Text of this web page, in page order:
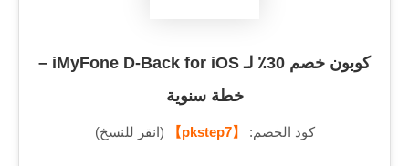
كوبون خصم 30٪ لـ iMyFone D-Back for iOS –
خطة سنوية
كود الخصم: 【pkstep7】 (انقر للنسخ)